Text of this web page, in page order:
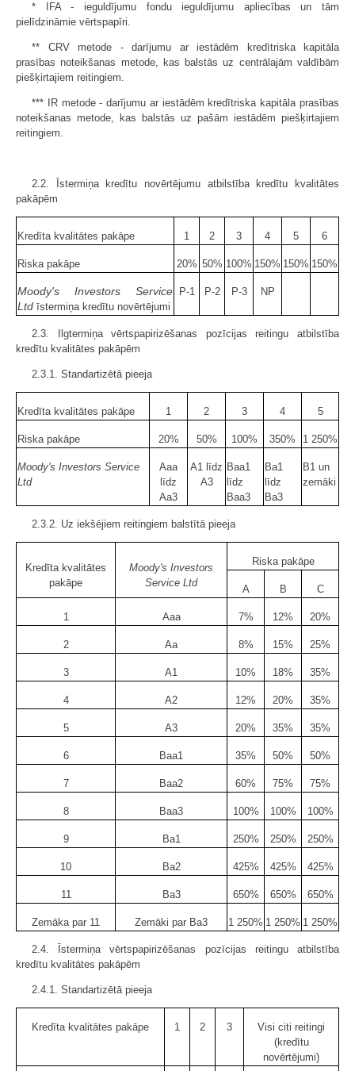
* IFA - ieguldījumu fondu ieguldījumu apliecības un tām
pielīdzināmie vērtspapīri.
** CRV metode - darījumu ar iestādēm kredītriska kapitāla
prasības noteikšanas metode, kas balstās uz centrālajām valdībām
piešķirtajiem reitingiem.
*** IR metode - darījumu ar iestādēm kredītriska kapitāla prasības
noteikšanas metode, kas balstās uz pašām iestādēm piešķirtajiem
reitingiem.
2.2. Īstermiņa kredītu novērtējumu atbilstība kredītu kvalitātes
pakāpēm
Kredīta kvalitātes pakāpe 1 2 3 4 5 6
Riska pakāpe 20% 50% 100% 150% 150% 150%
Moody's Investors Service
Ltd īstermiņa kredītu novērtējumi
P-1 P-2 P-3 NP
2.3. Ilgtermiņa vērtspapirizēšanas pozīcijas reitingu atbilstība
kredītu kvalitātes pakāpēm
2.3.1. Standartizētā pieeja
Kredīta kvalitātes pakāpe 1 2 3 4 5
Riska pakāpe 20% 50% 100% 350% 1 250%
Moody's Investors Service
Ltd
Aaa
līdz
Aa3
A1 līdz
A3
Baa1
līdz
Baa3
Ba1
līdz
Ba3
B1 un
zemāki
2.3.2. Uz iekšējiem reitingiem balstītā pieeja
Kredīta kvalitātes
pakāpe
Moody's Investors
Service Ltd
Riska pakāpe
A B C
1 Aaa 7% 12% 20%
2 Aa 8% 15% 25%
3 A1 10% 18% 35%
4 A2 12% 20% 35%
5 A3 20% 35% 35%
6 Baa1 35% 50% 50%
7 Baa2 60% 75% 75%
8 Baa3 100% 100% 100%
9 Ba1 250% 250% 250%
10 Ba2 425% 425% 425%
11 Ba3 650% 650% 650%
Zemāka par 11 Zemāki par Ba3 1 250% 1 250% 1 250%
2.4. Īstermiņa vērtspapirizēšanas pozīcijas reitingu atbilstība
kredītu kvalitātes pakāpēm
2.4.1. Standartizētā pieeja
Kredīta kvalitātes pakāpe 1 2 3
Visi citi reitingi
(kredītu
novērtējumi)